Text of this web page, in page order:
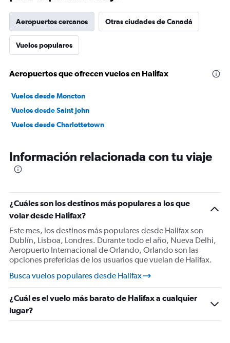
Aeropuertos cercanos Otras ciudades de Canadá
Vuelos populares
Aeropuertos que ofrecen vuelos en Halifax
Vuelos desde Moncton
Vuelos desde Saint John
Vuelos desde Charlottetown
Información relacionada con tu viaje
¿Cuáles son los destinos más populares a los que
volar desde Halifax?
Este mes, los destinos más populares desde Halifax son
Dublín, Lisboa, Londres. Durante todo el año, Nueva Delhi,
Aeropuerto Internacional de Orlando, Orlando son las
opciones preferidas de los usuarios que vuelan de Halifax.
Busca vuelos populares desde Halifax
¿Cuál es el vuelo más barato de Halifax a cualquier
lugar?